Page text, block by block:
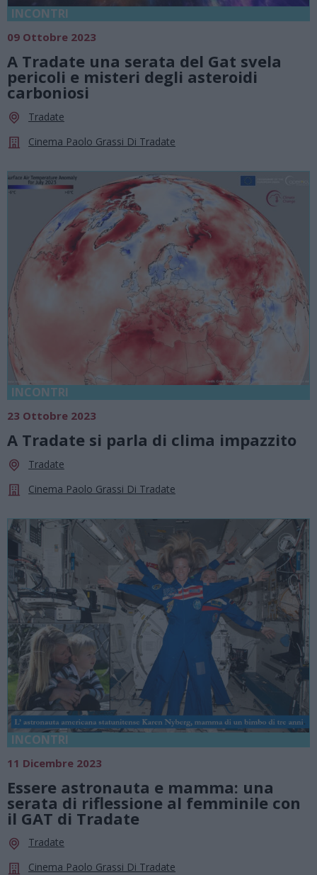
INCONTRI
09 Ottobre 2023
A Tradate una serata del Gat svela
pericoli e misteri degli asteroidi
carboniosi
Tradate
Cinema Paolo Grassi Di Tradate
INCONTRI
23 Ottobre 2023
A Tradate si parla di clima impazzito
Tradate
Cinema Paolo Grassi Di Tradate
INCONTRI
11 Dicembre 2023
Essere astronauta e mamma: una
serata di riflessione al femminile con
il GAT di Tradate
Tradate
Cinema Paolo Grassi Di Tradate